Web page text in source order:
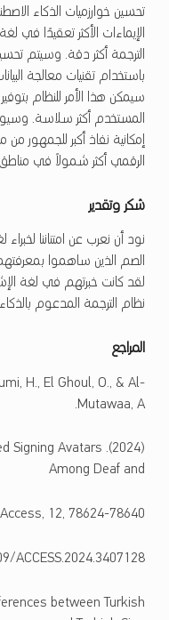
تحسين خوارزميات الذكاء
الإيماءات الأكثر تعقيدًا في
الترجمة أكثر دقة. وسيتم
باستخدام تقنيات معالجة
سيمكن هذا الأمر للنظام
المستخدم أكثر سلاسة.
إمكانية نفاذ أكبر للجمهور
الرقمي أكثر شمولاً في
شكر وتقدير
نود أن نعرب عن امتناننا لخبراء
الصم الذين ساهموا
لقد كانت خبرتهم في لغة
نظام الترجمة المدعوم
المراجع
H., El Ghoul, O., & Al-
Mutawaa, A.
Signing Avatars
Among Deaf and
12, 78624-78640.
ACCESS.2024.3407128
between Turkish